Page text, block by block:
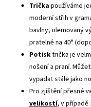
Tričkapoužíváme
moderní střih v
bavlny, olemovaný
pratelné na 40°
Potisktrička je
nošení a praní.
vypadat stále jako
Pro zjištění přesné
velikostí, v případě